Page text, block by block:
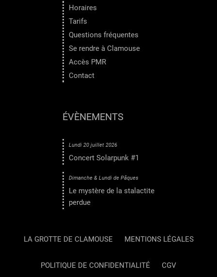
Horaires
Tarifs
Questions fréquentes
Se rendre à Clamouse
Accès PMR
Contact
ÉVÈNEMENTS
Lundi 20 juillet 2026
Concert Solarpunk #1
Dimanche & Lundi de Pâques
Le mystère de la stalactite
perdue
LA GROTTE DE CLAMOUSE MENTIONS LÉGALES
POLITIQUE DE CONFIDENTIALITÉ CGV